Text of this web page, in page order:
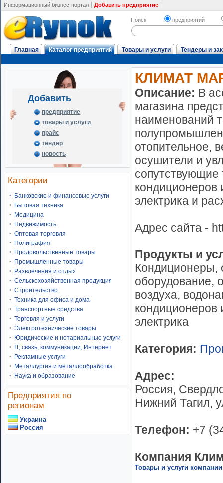
Информационный бизнес-портал Добавить предприятие
Поиск: предприятий
Главная Каталог предприятий Товары и услуги Тендеры и
Добавить
предприятие
товары и услуги
прайс
тендер
новость
Категории
Банковские и финансовые услуги
Бытовая техника
Медицина
Недвижимость
Оптовая торговля
Полиграфия
Продовольственные товары
Промышленные товары
Развлечения и отдых
Сельскохозяйственная продукция
Строительство
Техника для офиса и дома
Транспортные средства
Торговля и услуги
Электротехнические товары
Юридические и нотариальные услуги
IT, связь, коммуникации, Интернет
Рекламные услуги
Металлургия и металлообработка
Наука и образование
Предприятия по
регионам
Украина
Россия
КЛИМАТ
Описание: В
магазина
наименований
отопительное,
осушители и
кондиционеров
электрика и
Адрес сайта -
Продукты и
Кондиционеры,
оборудование,
воздуха,
кондиционеров
электрика
Категория:
Адрес:
Россия,
Нижний Тагил,
Телефон: +7
Компания
Товары и услуги компании